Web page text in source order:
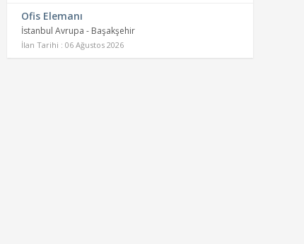
Ofis Elemanı
İstanbul Avrupa - Başakşehir
İlan Tarihi : 06 Ağustos 2026